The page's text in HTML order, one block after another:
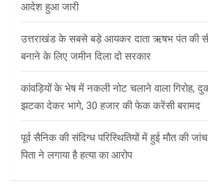
आदेश हुआ जारी
उत्तराखंड के सबसे बड़े आयकर दाता ऋषभ पंत की
बनाने के लिए जमीन दिला दो सरकार
कांवड़ियों के भेष में नकली नोट चलाने वाला गिरोह,
झटका देकर भागे, 30 हजार की फेक करेंसी बरामद
पूर्व सैनिक की संदिग्ध परिस्थितियों में हुई मौत की
पिता ने लगाया है हत्या का आरोप